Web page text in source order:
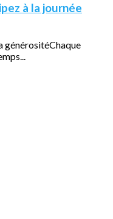
à la journée
générositéChaque